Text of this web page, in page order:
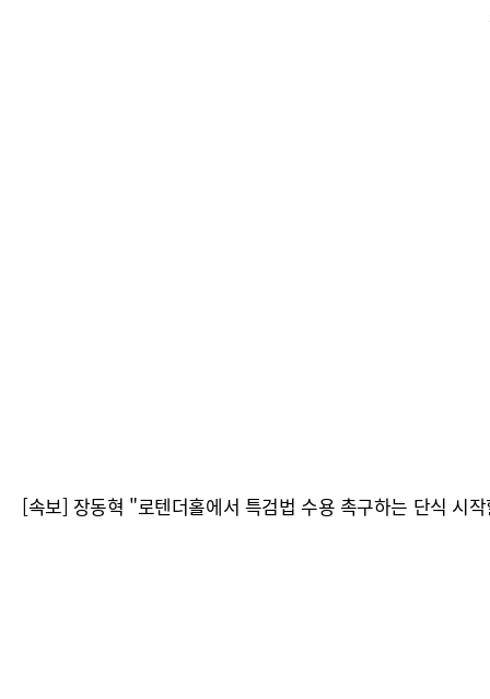
[속보] 장동혁 "로텐더홀에서 특검법 수용 촉구하는 단식 시